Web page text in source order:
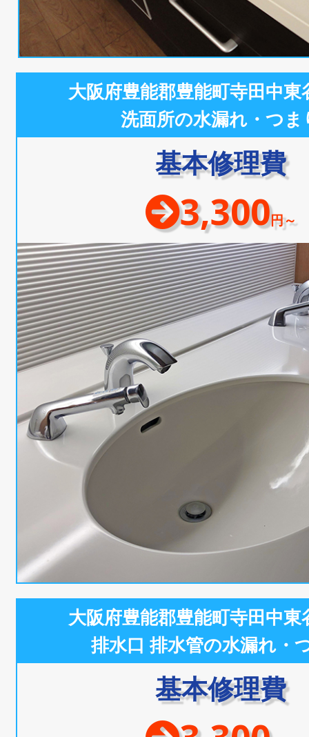
大阪府豊能郡豊能町寺田中東
洗面所の水漏れ・つま
基本修理費
3,300円～
大阪府豊能郡豊能町寺田中東
排水口 排水管の水漏れ・
基本修理費